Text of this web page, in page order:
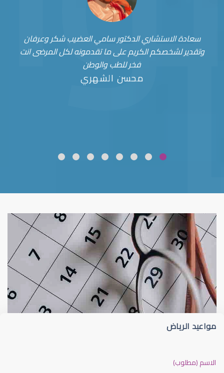
سعادة الاستشاري الدكتور سامي العضيب شكر وعرفان
وتقدير لشخصكم الكريم على ما تقدمونه لكل المرضى انت
فخر للطب والوطن
محسن الشهري
قلوبال لرعاية العين ضعف نظر
مواعيد الرياض
الاسم (مطلوب)